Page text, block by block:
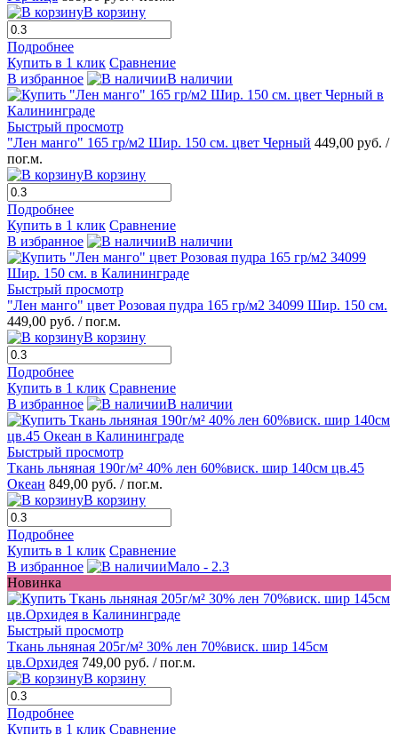
В корзину
Подробнее
Купить в 1 клик Сравнение
В избранное
В наличии
Быстрый просмотр
"Лен манго" 165 гр/м2 Шир. 150 см. цвет Черный 449,00 руб. /
пог.м.
В корзину
Подробнее
Купить в 1 клик Сравнение
В избранное
В наличии
Быстрый просмотр
"Лен манго" цвет Розовая пудра 165 гр/м2 34099 Шир. 150 см.
449,00 руб. / пог.м.
В корзину
Подробнее
Купить в 1 клик Сравнение
В избранное
В наличии
Быстрый просмотр
Ткань льняная 190г/м² 40% лен 60%виск. шир 140см цв.45
Океан 849,00 руб. / пог.м.
В корзину
Подробнее
Купить в 1 клик Сравнение
В избранное
Мало - 2.3
Новинка
Быстрый просмотр
Ткань льняная 205г/м² 30% лен 70%виск. шир 145см
цв.Орхидея 749,00 руб. / пог.м.
В корзину
Подробнее
Купить в 1 клик Сравнение